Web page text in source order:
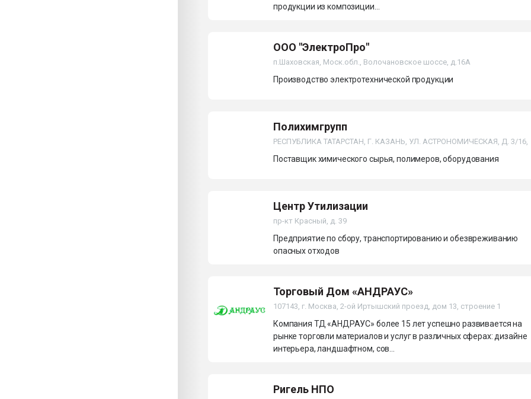
продукции из композиции...
ООО "ЭлектроПро"
п.Шаховская, Моск.обл., Волочановское шоссе, д.16А
Производство электротехнической продукции
Полихимгрупп
РЕСПУБЛИКА ТАТАРСТАН, Г. КАЗАНЬ, УЛ. АСТРОНОМИЧЕСКАЯ, Д. 3/16,
Поставщик химического сырья, полимеров, оборудования
Центр Утилизации
пр-кт Красный, д. 39
Предприятие по сбору, транспортированию и обезвреживанию
опасных отходов
Торговый Дом «АНДРАУС»
107143, г. Москва, 2-ой Иртышский проезд, дом 13, строение 1
Компания ТД «АНДРАУС» более 15 лет успешно развивается на
рынке торговли материалов и услуг в различных сферах: дизайне
интерьера, ландшафтном, сов...
Ригель НПО